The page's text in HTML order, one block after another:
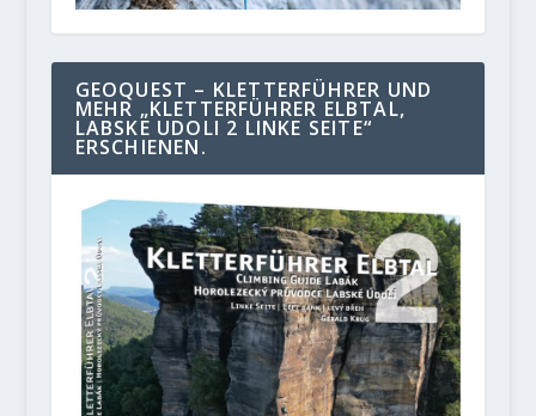
GEOQUEST – KLETTERFÜHRER UND
MEHR „KLETTERFÜHRER ELBTAL,
LABSKE UDOLI 2 LINKE SEITE“
ERSCHIENEN.